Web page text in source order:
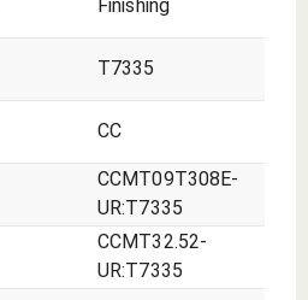
Finishing
T7335
CC
CCMT09T308E-
UR:T7335
CCMT32.52-
UR:T7335